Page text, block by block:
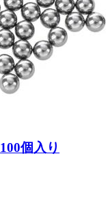
個入り